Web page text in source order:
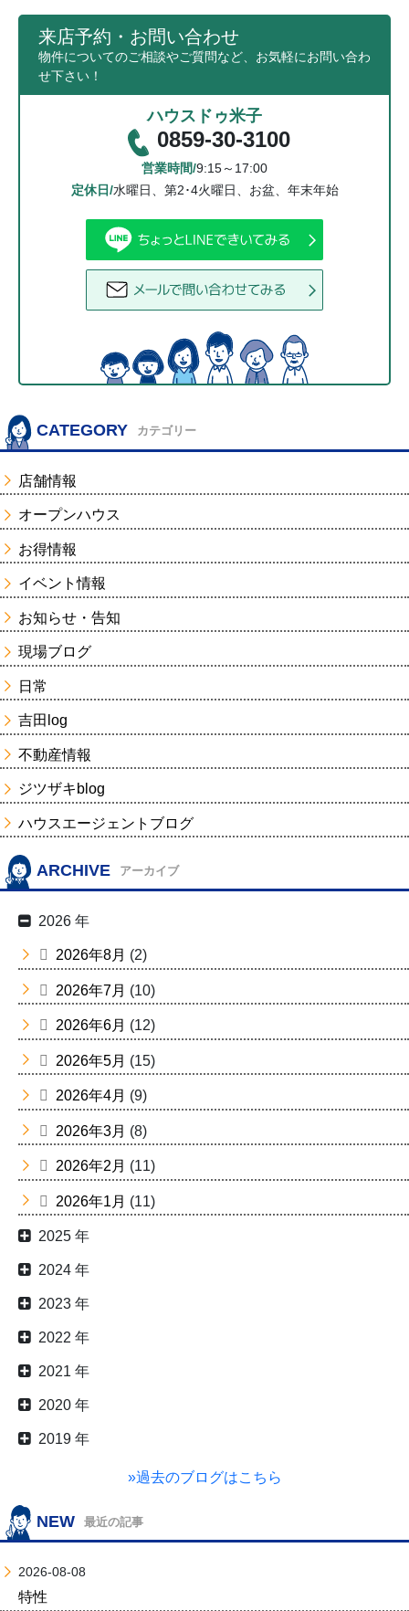
来店予約・お問い合わせ
物件についてのご相談やご質問など、お気軽にお問い合わ
せ下さい！
ハウスドゥ米子
0859-30-3100
営業時間/9:15～17:00
定休日/水曜日、第2･4火曜日、お盆、年末年始
CATEGORY カテゴリー
店舗情報
オープンハウス
お得情報
イベント情報
お知らせ・告知
現場ブログ
日常
吉田log
不動産情報
ジツザキblog
ハウスエージェントブログ
ARCHIVE アーカイブ
2026 年
2026年8月 (2)
2026年7月 (10)
2026年6月 (12)
2026年5月 (15)
2026年4月 (9)
2026年3月 (8)
2026年2月 (11)
2026年1月 (11)
2025 年
2024 年
2023 年
2022 年
2021 年
2020 年
2019 年
»過去のブログはこちら
NEW 最近の記事
2026-08-08
特性